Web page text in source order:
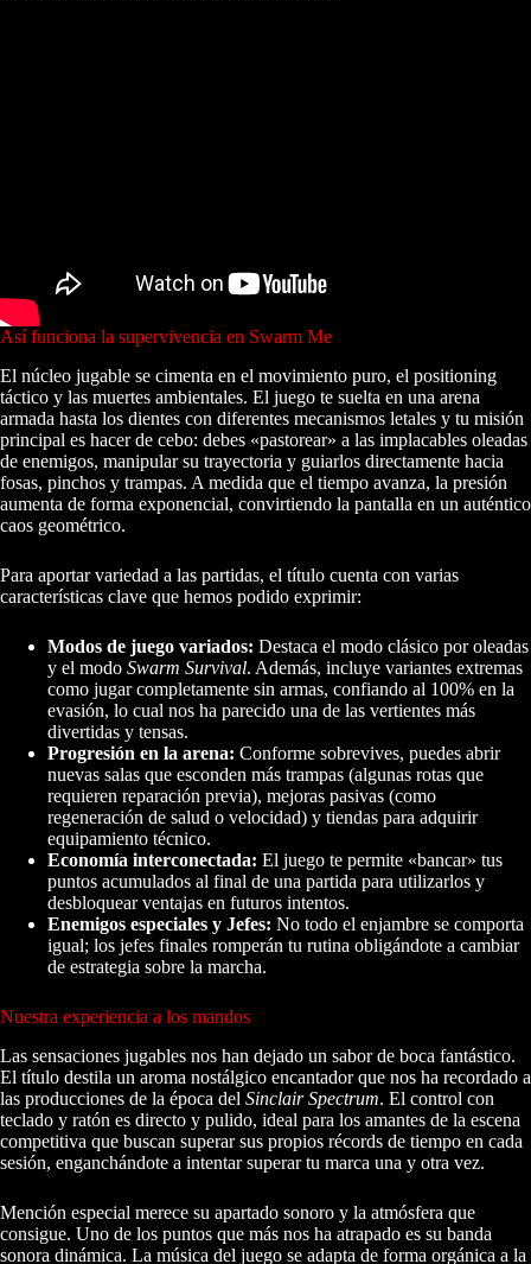
Así funciona la supervivencia en Swarm Me
El núcleo jugable se cimenta en el movimiento puro, el positioning
táctico y las muertes ambientales. El juego te suelta en una arena
armada hasta los dientes con diferentes mecanismos letales y tu misión
principal es hacer de cebo: debes «pastorear» a las implacables oleadas
de enemigos, manipular su trayectoria y guiarlos directamente hacia
fosas, pinchos y trampas. A medida que el tiempo avanza, la presión
aumenta de forma exponencial, convirtiendo la pantalla en un auténtico
caos geométrico.
Para aportar variedad a las partidas, el título cuenta con varias
características clave que hemos podido exprimir:
Modos de juego variados: Destaca el modo clásico por oleadas
y el modo Swarm Survival. Además, incluye variantes extremas
como jugar completamente sin armas, confiando al 100% en la
evasión, lo cual nos ha parecido una de las vertientes más
divertidas y tensas.
Progresión en la arena: Conforme sobrevives, puedes abrir
nuevas salas que esconden más trampas (algunas rotas que
requieren reparación previa), mejoras pasivas (como
regeneración de salud o velocidad) y tiendas para adquirir
equipamiento técnico.
Economía interconectada: El juego te permite «bancar» tus
puntos acumulados al final de una partida para utilizarlos y
desbloquear ventajas en futuros intentos.
Enemigos especiales y Jefes: No todo el enjambre se comporta
igual; los jefes finales romperán tu rutina obligándote a cambiar
de estrategia sobre la marcha.
Nuestra experiencia a los mandos
Las sensaciones jugables nos han dejado un sabor de boca fantástico.
El título destila un aroma nostálgico encantador que nos ha recordado a
las producciones de la época del Sinclair Spectrum. El control con
teclado y ratón es directo y pulido, ideal para los amantes de la escena
competitiva que buscan superar sus propios récords de tiempo en cada
sesión, enganchándote a intentar superar tu marca una y otra vez.
Mención especial merece su apartado sonoro y la atmósfera que
consigue. Uno de los puntos que más nos ha atrapado es su banda
sonora dinámica. La música del juego se adapta de forma orgánica a la